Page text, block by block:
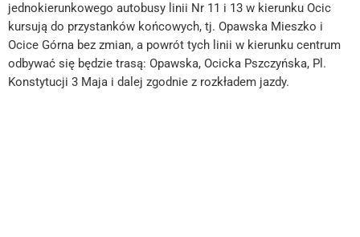
jednokierunkowego autobusy linii Nr 11 i 13 w kierunku Ocic
kursują do przystanków końcowych, tj. Opawska Mieszko i
Ocice Górna bez zmian, a powrót tych linii w kierunku centrum
odbywać się będzie trasą: Opawska, Ocicka Pszczyńska, Pl.
Konstytucji 3 Maja i dalej zgodnie z rozkładem jazdy.